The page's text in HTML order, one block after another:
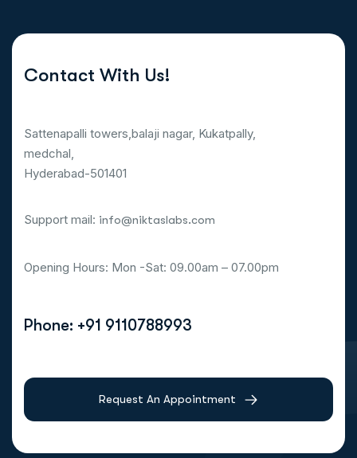
Contact With Us!
Sattenapalli towers,balaji nagar, Kukatpally,
medchal,
Hyderabad-501401
Support mail: info@niktaslabs.com
Opening Hours: Mon -Sat: 09.00am – 07.00pm
Phone: +91 9110788993
Request An Appointment